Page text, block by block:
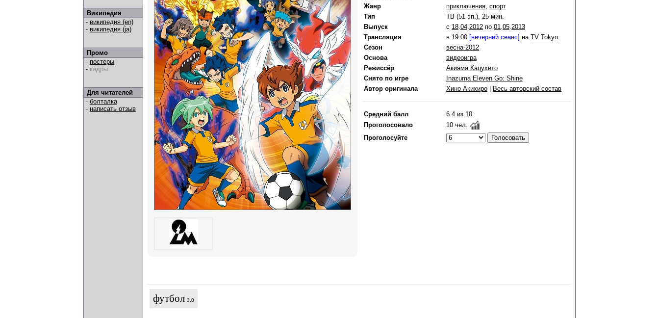
Википедия
- википедия (en)
- википедия (ja)
Промо
- постеры
- кадры
Для читателей
- болталка
- написать отзыв
Жанр
приключения, спорт
Тип
ТВ (51 эп.), 25 мин.
Выпуск
c 18.04.2012 по 01.05.2013
Трансляция
в 19:00 [вечерний сеанс] на TV Tokyo
Сезон
весна-2012
Основа
видеоигра
Режиссёр
Акияма Кацухито
Снято по игре
Inazuma Eleven Go: Shine
Автор оригинала
Хино Акихиро Весь авторский состав
Средний балл
6.4 из 10
Проголосовало
10 чел.
Проголосуйте
футбол 3.0